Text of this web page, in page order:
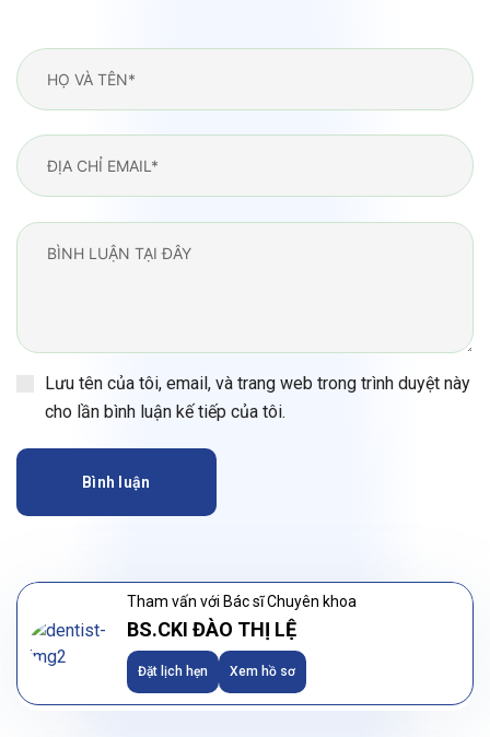
Lưu tên của tôi, email, và trang web trong trình duyệt này
cho lần bình luận kế tiếp của tôi.
Bình luận
Tham vấn với Bác sĩ Chuyên khoa
BS.CKI ĐÀO THỊ LỆ
Đặt lịch hẹn Xem hồ sơ